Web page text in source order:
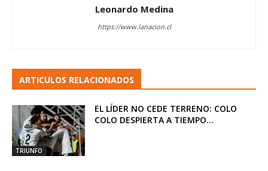
Leonardo Medina
https://www.lanacion.cl
ARTICULOS RELACIONADOS
TRIUNFO
EL LÍDER NO CEDE TERRENO: COLO
COLO DESPIERTA A TIEMPO...